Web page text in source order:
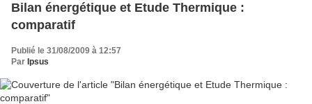
Bilan énergétique et Etude Thermique :
comparatif
Publié le 31/08/2009 à 12:57
Par Ipsus